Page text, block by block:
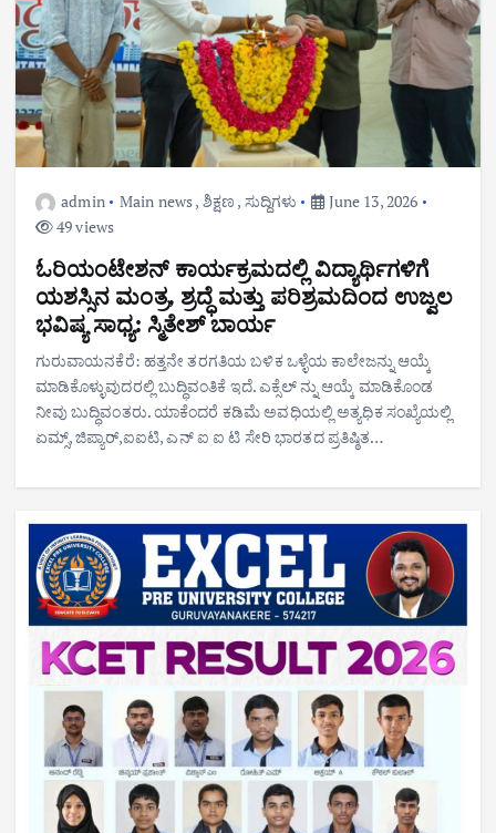
admin Main news, ಶಿಕ್ಷಣ , ಸುದ್ದಿಗಳು
June 13, 2026
49 views
ಓರಿಯಂಟೇಶನ್ ಕಾರ್ಯಕ್ರಮದಲ್ಲಿ ವಿದ್ಯಾರ್ಥಿಗಳಿಗೆ
ಯಶಸ್ಸಿನ ಮಂತ್ರ, ಶ್ರದ್ಧೆ ಮತ್ತು ಪರಿಶ್ರಮದಿಂದ ಉಜ್ವಲ
ಭವಿಷ್ಯ ಸಾಧ್ಯ: ಸ್ಮಿತೇಶ್ ಬಾರ್ಯ
ಗುರುವಾಯನಕೆರೆ: ಹತ್ತನೇ ತರಗತಿಯ ಬಳಿಕ ಒಳ್ಳೆಯ ಕಾಲೇಜನ್ನು ಆಯ್ಕೆ
ಮಾಡಿಕೊಳ್ಳುವುದರಲ್ಲಿ ಬುದ್ಧಿವಂತಿಕೆ ಇದೆ. ಎಕ್ಸೆಲ್ ನ್ನು ಆಯ್ಕೆ ಮಾಡಿಕೊಂಡ
ನೀವು ಬುದ್ಧಿವಂತರು. ಯಾಕೆಂದರೆ ಕಡಿಮೆ ಅವಧಿಯಲ್ಲಿ ಅತ್ಯಧಿಕ ಸಂಖ್ಯೆಯಲ್ಲಿ
ಏಮ್ಸ್, ಜಿಪ್ಯಾರ್,ಐಐಟಿ, ಎನ್ ಐ ಐ ಟಿ ಸೇರಿ ಭಾರತದ ಪ್ರತಿಷ್ಠಿತ…